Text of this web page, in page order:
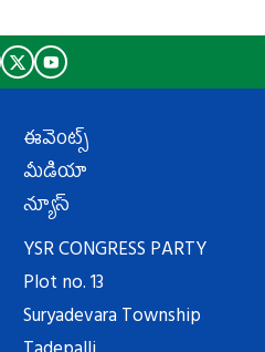
ఈవెంట్స్
మీడియా
న్యూస్
YSR CONGRESS PARTY
Plot no. 13
Suryadevara Township